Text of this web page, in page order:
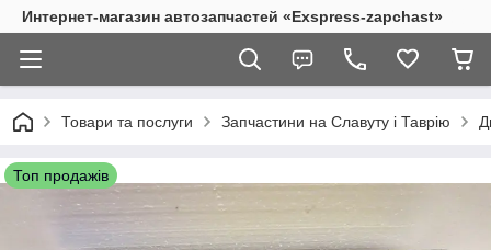
Интернет-магазин автозапчастей «Exspress-zapchast»
Товари та послуги Запчастини на Славуту і Таврію
Топ продажів